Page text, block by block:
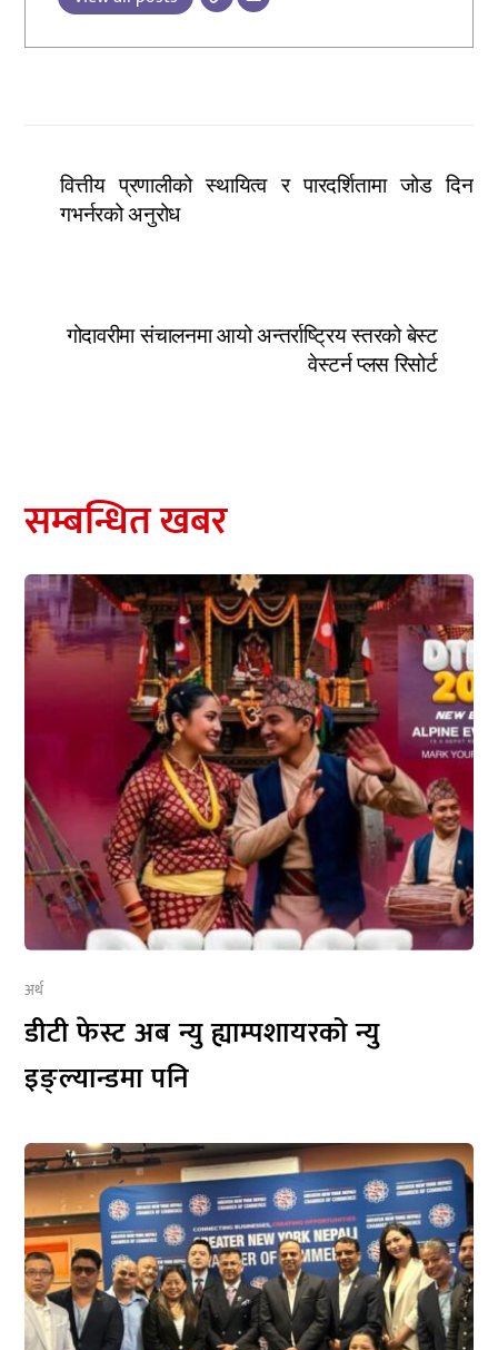
वित्तीय प्रणालीको स्थायित्व र पारदर्शितामा जोड दिन
गभर्नरको अनुरोध
गोदावरीमा संचालनमा आयो अन्तर्राष्ट्रिय स्तरको बेस्ट
वेस्टर्न प्लस रिसोर्ट
सम्बन्धित खबर
अर्थ
डीटी फेस्ट अब न्यु ह्याम्पशायरको न्यु
इङ्ल्यान्डमा पनि